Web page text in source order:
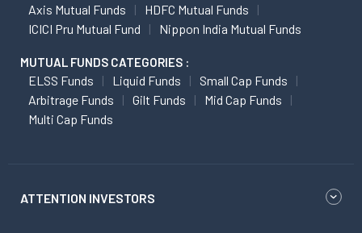
Axis Mutual Funds
HDFC Mutual Funds
ICICI Pru Mutual Fund
Nippon India Mutual Funds
MUTUAL FUNDS CATEGORIES :
ELSS Funds Liquid Funds
Small Cap Funds
Arbitrage Funds
Gilt Funds
Mid Cap Funds
Multi Cap Funds
ATTENTION INVESTORS